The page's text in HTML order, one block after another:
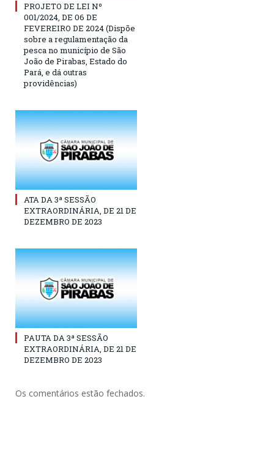
PROJETO DE LEI Nº
001/2024, DE 06 DE
FEVEREIRO DE 2024 (Dispõe
sobre a regulamentação da
pesca no município de São
João de Pirabas, Estado do
Pará, e dá outras
providências)
ATA DA 3ª SESSÃO
EXTRAORDINÁRIA, DE 21 DE
DEZEMBRO DE 2023
PAUTA DA 3ª SESSÃO
EXTRAORDINÁRIA, DE 21 DE
DEZEMBRO DE 2023
Os comentários estão fechados.